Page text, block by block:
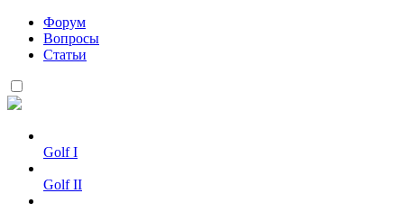
Форум
Вопросы
Статьи
Golf I
Golf II